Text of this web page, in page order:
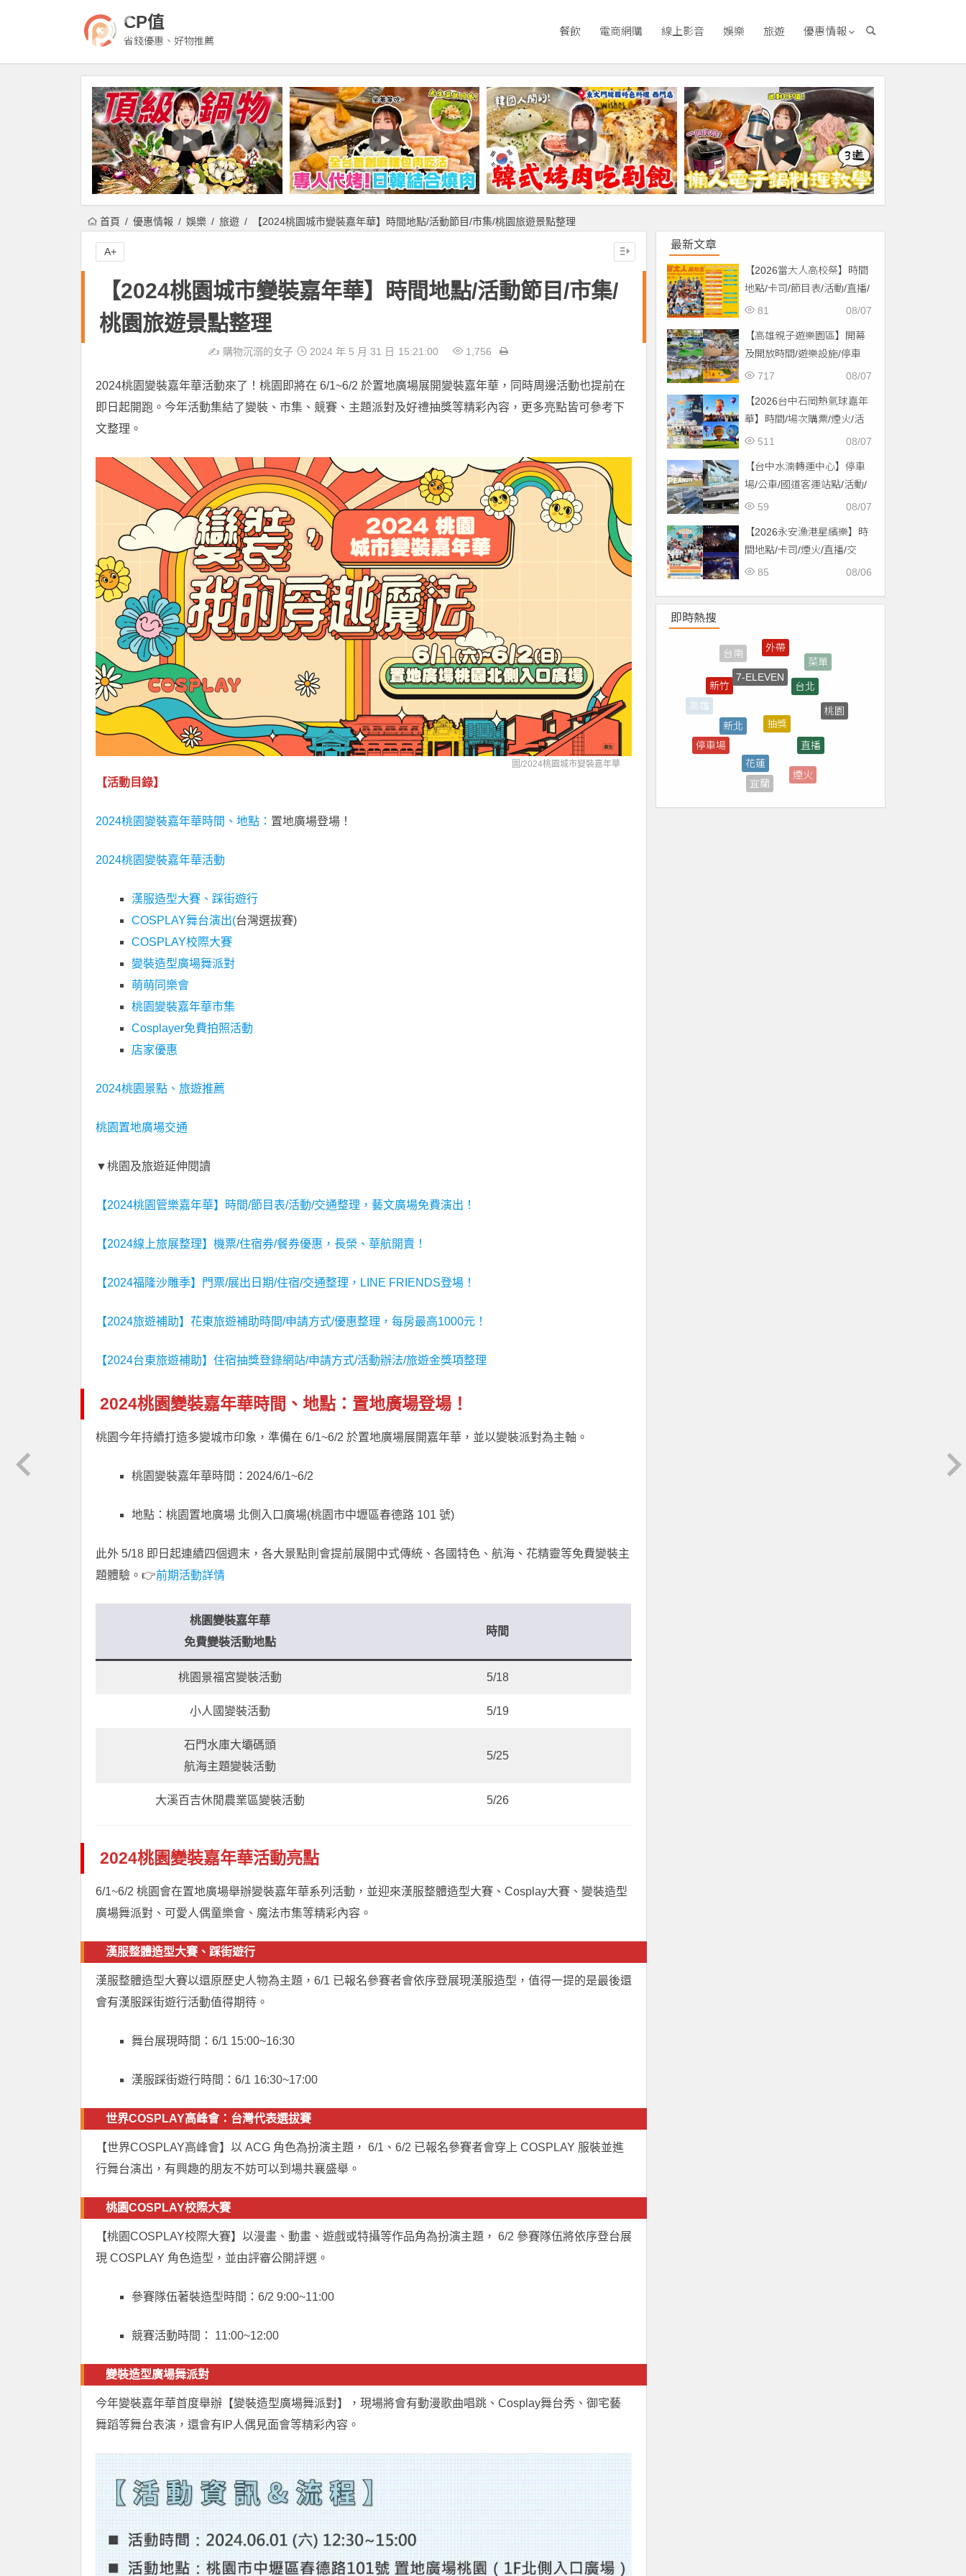
CP值
省錢優惠、好物推薦
餐飲 電商網購 線上影音 娛樂 旅遊 優惠情報
首頁 優惠情報 娛樂 旅遊 【2024桃園城市變裝嘉年華】時間地點/活動節目/市集/桃園旅遊景點整理
【2024桃園城市變裝嘉年華】時間地點/活動節目/市集/
桃園旅遊景點整理
✍️ 購物沉溺的女子 2024 年 5 月 31 日 15:21:00 1,756
2024桃園變裝嘉年華活動來了！桃園即將在 6/1~6/2 於置地廣場展開變裝嘉年華，同時周邊活動也提前在
即日起開跑。今年活動集結了變裝、市集、競賽、主題派對及好禮抽獎等精彩內容，更多亮點皆可參考下
文整理。
圖/2024桃園城市變裝嘉年華
【活動目錄】
2024桃園變裝嘉年華時間、地點： 置地廣場登場！
2024桃園變裝嘉年華活動
漢服造型大賽、踩街遊行
COSPLAY舞台演出(台灣選拔賽)
COSPLAY校際大賽
變裝造型廣場舞派對
萌萌同樂會
桃園變裝嘉年華市集
Cosplayer免費拍照活動
店家優惠
2024桃園景點、旅遊推薦
桃園置地廣場交通
▼桃園及旅遊延伸閱讀
【2024桃園管樂嘉年華】時間/節目表/活動/交通整理，藝文廣場免費演出！
【2024線上旅展整理】機票/住宿券/餐券優惠，長榮、華航開賣！
【2024福隆沙雕季】門票/展出日期/住宿/交通整理，LINE FRIENDS登場！
【2024旅遊補助】花東旅遊補助時間/申請方式/優惠整理，每房最高1000元！
【2024台東旅遊補助】住宿抽獎登錄網站/申請方式/活動辦法/旅遊金獎項整理
2024桃園變裝嘉年華時間、地點：置地廣場登場！
桃園今年持續打造多變城市印象，準備在 6/1~6/2 於置地廣場展開嘉年華，並以變裝派對為主軸。
桃園變裝嘉年華時間：2024/6/1~6/2
地點：桃園置地廣場 北側入口廣場(桃園市中壢區春德路 101 號)
此外 5/18 即日起連續四個週末，各大景點則會提前展開中式傳統、各國特色、航海、花精靈等免費變裝主
題體驗。👉前期活動詳情
桃園變裝嘉年華
免費變裝活動地點
時間
桃園景福宮變裝活動 5/18
小人國變裝活動 5/19
石門水庫大壩碼頭
航海主題變裝活動
5/25
大溪百吉休閒農業區變裝活動 5/26
2024桃園變裝嘉年華活動亮點
6/1~6/2 桃園會在置地廣場舉辦變裝嘉年華系列活動，並迎來漢服整體造型大賽、Cosplay大賽、變裝造型
廣場舞派對、可愛人偶童樂會、魔法市集等精彩內容。
漢服整體造型大賽、踩街遊行
漢服整體造型大賽以還原歷史人物為主題，6/1 已報名參賽者會依序登展現漢服造型，值得一提的是最後還
會有漢服踩街遊行活動值得期待。
舞台展現時間：6/1 15:00~16:30
漢服踩街遊行時間：6/1 16:30~17:00
世界COSPLAY高峰會：台灣代表選拔賽
【世界COSPLAY高峰會】以 ACG 角色為扮演主題， 6/1、6/2 已報名參賽者會穿上 COSPLAY 服裝並進
行舞台演出，有興趣的朋友不妨可以到場共襄盛舉。
桃園COSPLAY校際大賽
【桃園COSPLAY校際大賽】以漫畫、動畫、遊戲或特攝等作品角為扮演主題， 6/2 參賽隊伍將依序登台展
現 COSPLAY 角色造型，並由評審公開評選。
參賽隊伍著裝造型時間：6/2 9:00~11:00
競賽活動時間： 11:00~12:00
變裝造型廣場舞派對
今年變裝嘉年華首度舉辦【變裝造型廣場舞派對】，現場將會有動漫歌曲唱跳、Cosplay舞台秀、御宅藝
舞蹈等舞台表演，還會有IP人偶見面會等精彩內容。
A+
最新文章
【2026當大人高校祭】時間
地點/卡司/節目表/活動/直播/
交通，免費入場！
08/07
81
【高雄親子遊樂園區】開幕
及開放時間/遊樂設施/停車
場/交通一次看！
08/07
717
【2026台中石岡熱氣球嘉年
華】時間/場次購票/煙火/活
動/交通，土牛運動公園登08/07
511
【台中水湳轉運中心】停車
場/公車/國道客運站點/活動/
交通，啟用免費停車！ 08/07
59
【2026永安漁港星繽樂】時
間地點/卡司/煙火/直播/交
通，免費入場！
08/06
85
即時熱搜
高雄
7-ELEVEN
台北
屏東
補助
停車場
新北
抽獎
煙火
宜蘭
花蓮